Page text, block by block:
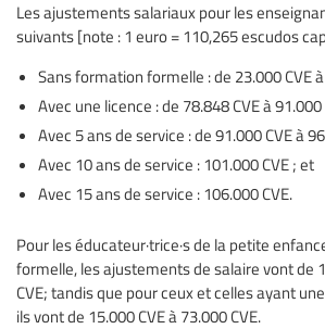
Les ajustements salariaux pour les
suivants [note : 1 euro = 110,265 escudos
Sans formation formelle : de 23.000 CVE à
Avec une licence : de 78.848 CVE à 91.000
Avec 5 ans de service : de 91.000 CVE à
Avec 10 ans de service : 101.000 CVE ; et
Avec 15 ans de service : 106.000 CVE.
Pour les éducateur·trice·s de la petite
formelle, les ajustements de salaire vont de
CVE; tandis que pour ceux et celles ayant
ils vont de 15.000 CVE à 73.000 CVE.